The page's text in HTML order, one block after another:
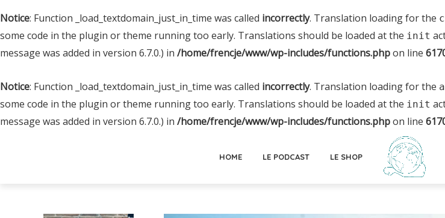
Notice: Function _load_textdomain_just_in_time was called incorrectly. Translation loading for the
some code in the plugin or theme running too early. Translations should be loaded at the init
message was added in version 6.7.0.) in /home/frencje/www/wp-includes/functions.phpon line
Notice: Function _load_textdomain_just_in_time was called incorrectly. Translation loading for the
some code in the plugin or theme running too early. Translations should be loaded at the init
message was added in version 6.7.0.) in /home/frencje/www/wp-includes/functions.phpon line
HOME LE PODCAST LE SHOP